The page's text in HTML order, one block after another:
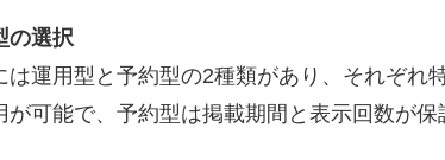
の選択
は運用型と予約型の2種類があり、それぞれ
が可能で、予約型は掲載期間と表示回数が保